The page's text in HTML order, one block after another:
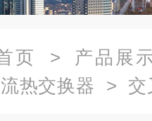
页 > 产品展
热交换器 > 交